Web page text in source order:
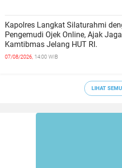
Kapolres Langkat Silaturahmi
Pengemudi Ojek Online, Ajak Jaga
Kamtibmas Jelang HUT RI.
07/08/2026, 14:00 WIB
LIHAT